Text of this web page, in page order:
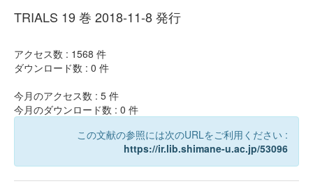
TRIALS 19 巻 2018-11-8 発行
アクセス数 : 1568 件
ダウンロード数 : 0 件
今月のアクセス数 : 5 件
今月のダウンロード数 : 0 件
この文献の参照には次のURLをご利用ください :
https://ir.lib.shimane-u.ac.jp/53096